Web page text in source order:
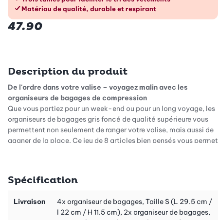
Matériau de qualité, durable et respirant
47.90
Description du produit
De l'ordre dans votre valise – voyagez malin avec les
organiseurs de bagages de compression
Que vous partiez pour un week-end ou pour un long voyage, les
organiseurs de bagages gris foncé de qualité supérieure vous
permettent non seulement de ranger votre valise, mais aussi de
gagner de la place. Ce jeu de 8 articles bien pensés vous permet
Le kit se compose de huit organiseurs de bagages de haute
qualité en trois tailles différentes :
Spécification
Livraison
4x organiseur de bagages, Taille S (L 29.5 cm /
l 22 cm / H 11.5 cm), 2x organiseur de bagages,